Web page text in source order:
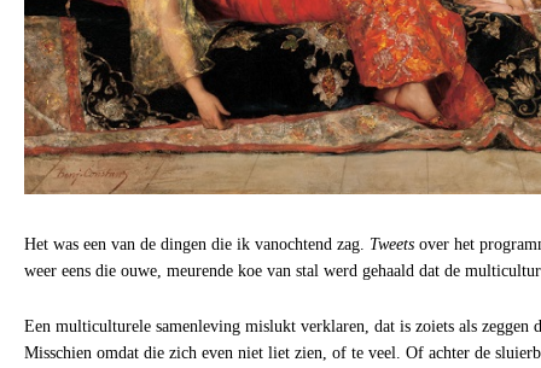
Het was een van de dingen die ik vanochtend zag. Tweets over het
weer eens die ouwe, meurende koe van stal werd gehaald dat de
Een multiculturele samenleving mislukt verklaren, dat is zoiets als zeggen
Misschien omdat die zich even niet liet zien, of te veel. Of achter de